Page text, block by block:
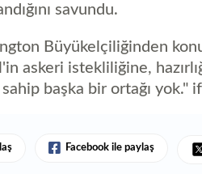
savundu.
Büyükelçiliğinden
askeri istekliliğine,
başka bir ortağı yok."
Facebook ile paylaş